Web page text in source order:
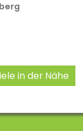
in der Nähe